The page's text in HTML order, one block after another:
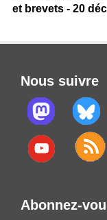
et brevets - 20
Nous suivre
Abonnez-